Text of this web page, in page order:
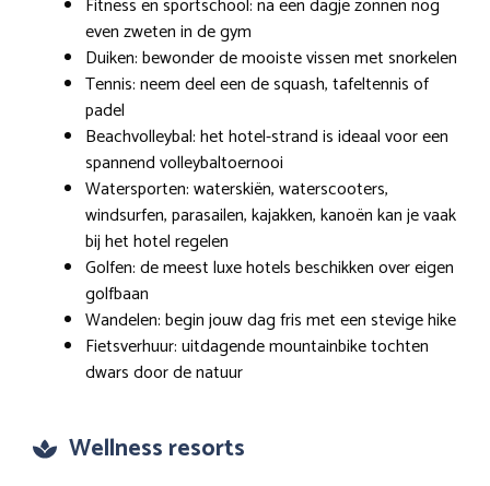
Fitness en sportschool: na een dagje zonnen nog
even zweten in de gym
Duiken: bewonder de mooiste vissen met snorkelen
Tennis: neem deel een de squash, tafeltennis of
padel
Beachvolleybal: het hotel-strand is ideaal voor een
spannend volleybaltoernooi
Watersporten: waterskiën, waterscooters,
windsurfen, parasailen, kajakken, kanoën kan je vaak
bij het hotel regelen
Golfen: de meest luxe hotels beschikken over eigen
golfbaan
Wandelen: begin jouw dag fris met een stevige hike
Fietsverhuur: uitdagende mountainbike tochten
dwars door de natuur
Wellness resorts